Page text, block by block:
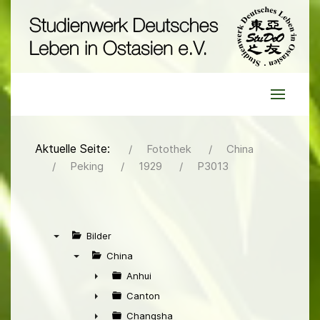
Aktuelle Seite: Fotothek
China
Peking
1929 P3013
Bilder
China
►
Anhui
►
Canton
Changsha